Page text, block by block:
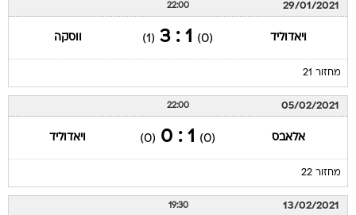
29/01/2021
22:00
ויאדוליד (0)
1 : 3
(1) ווסקה
מחזור 21
05/02/2021
22:00
אלאבס (0)
1 : 0
(0) ויאדוליד
מחזור 22
13/02/2021
19:30